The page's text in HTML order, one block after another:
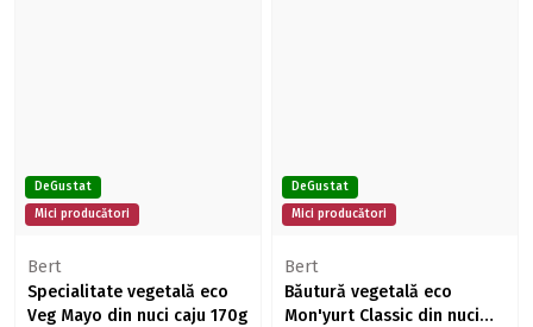
DeGustat
Mici producători
Bert
Specialitate vegetală eco
Veg Mayo din nuci caju 170g
DeGustat
Mici producători
Bert
Băutură vegetală eco
Mon'yurt Classic din nuci